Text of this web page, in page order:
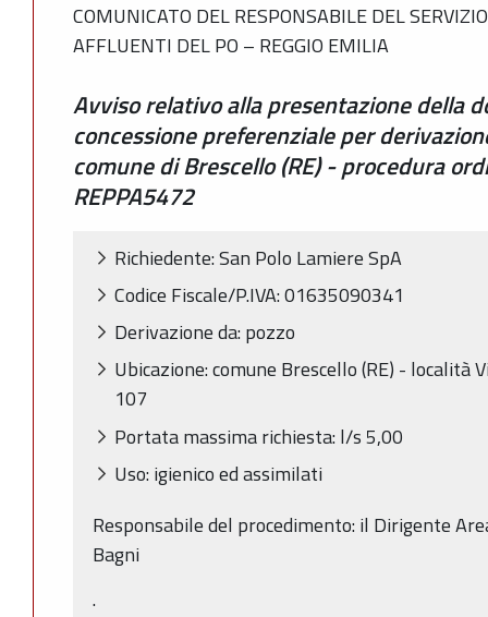
COMUNICATO DEL RESPONSABILE DEL
AFFLUENTI DEL PO – REGGIO EMILIA
Avviso relativo alla presentazione della
concessione preferenziale per
comune di Brescello (RE) - procedura
REPPA5472
Richiedente: San Polo Lamiere SpA
Codice Fiscale/P.IVA: 01635090341
Derivazione da: pozzo
Ubicazione: comune Brescello (RE) - località
107
Portata massima richiesta: l/s 5,00
Uso: igienico ed assimilati
Responsabile del procedimento: il Dirigente
Bagni
.